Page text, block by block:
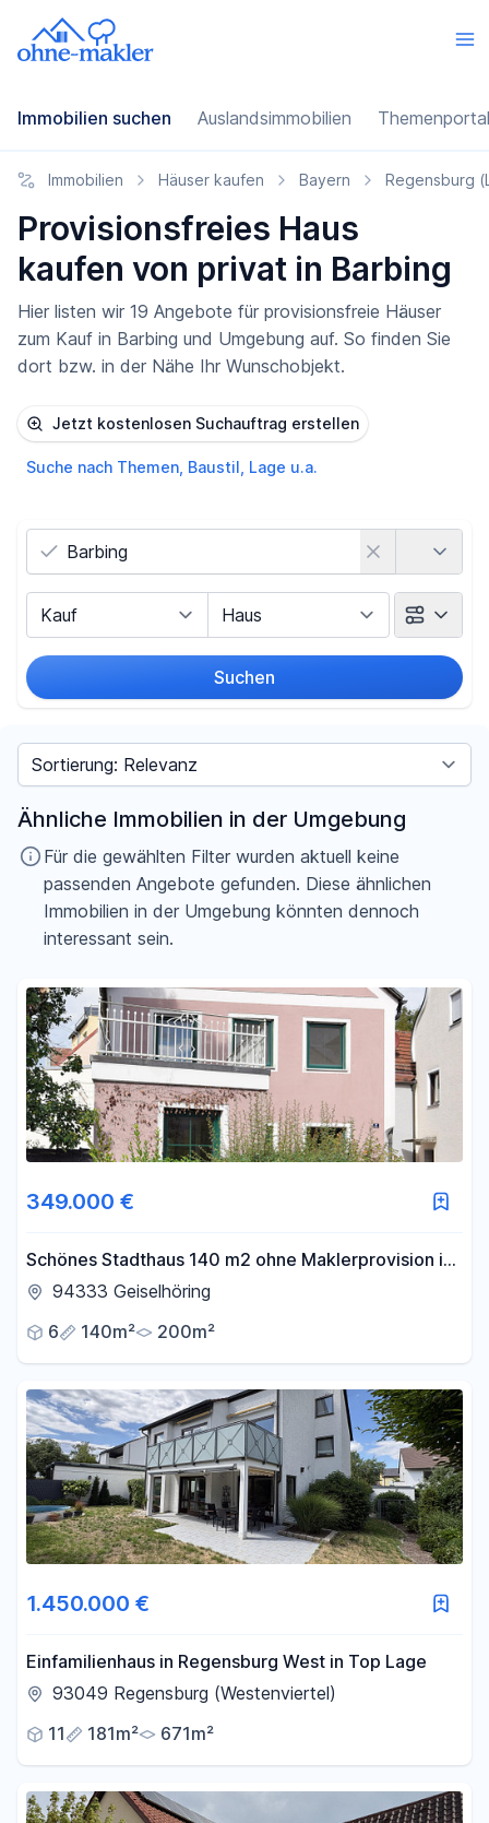
Immobilien suchen Auslandsimmobilien
Immobilien Häuser kaufen Bayern Regensburg
Provisionsfreies Haus
kaufen von privat in Barbing
Hier listen wir 19 Angebote für provisionsfreie Häuser
zum Kauf in Barbing und Umgebung auf. So finden Sie
dort bzw. in der Nähe Ihr Wunschobjekt.
Jetzt kostenlosen Suchauftrag erstellen
Suche nach Themen, Baustil, Lage u.a.
Suchen
Preis
Fläche
- m²
Filter für Fläche zurücksetzen
Sortieren nach
Ähnliche Immobilien in der Umgebung
Für die gewählten Filter wurden aktuell keine
passenden Angebote gefunden. Diese ähnlichen
Immobilien in der Umgebung könnten dennoch
interessant sein.
349.000 €
Schönes Stadthaus 140 m2 ohne Maklerprovision in
94333 Geiselhöring (Straubing/Haindling)
94333 Geiselhöring
6
140m² 200m²
1.450.000 €
Einfamilienhaus in Regensburg West in Top Lage
93049 Regensburg (Westenviertel)
11
181m² 671m²